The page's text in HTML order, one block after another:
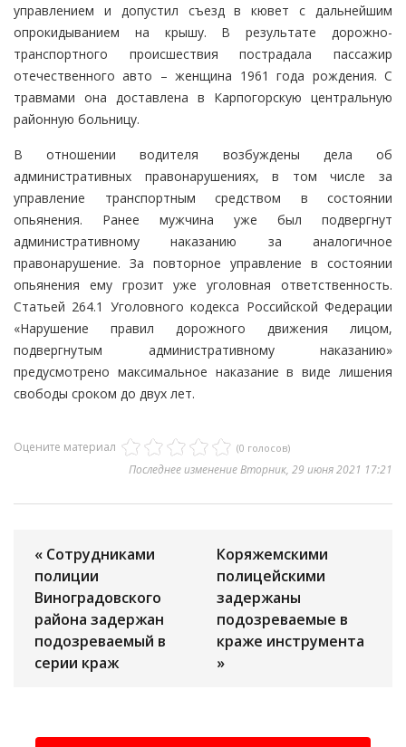
управлением и допустил съезд в кювет с дальнейшим
опрокидыванием на крышу. В результате дорожно-
транспортного происшествия пострадала пассажир
отечественного авто – женщина 1961 года рождения. С
травмами она доставлена в Карпогорскую центральную
районную больницу.
В отношении водителя возбуждены дела об
административных правонарушениях, в том числе за
управление транспортным средством в состоянии
опьянения. Ранее мужчина уже был подвергнут
административному наказанию за аналогичное
правонарушение. За повторное управление в состоянии
опьянения ему грозит уже уголовная ответственность.
Статьей 264.1 Уголовного кодекса Российской Федерации
«Нарушение правил дорожного движения лицом,
подвергнутым административному наказанию»
предусмотрено максимальное наказание в виде лишения
свободы сроком до двух лет.
Оцените материал (0 голосов)
Последнее изменение Вторник, 29 июня 2021 17:21
« Сотрудниками
полиции
Виноградовского
района задержан
подозреваемый в
серии краж
Коряжемскими
полицейскими
задержаны
подозреваемые в
краже инструмента
»